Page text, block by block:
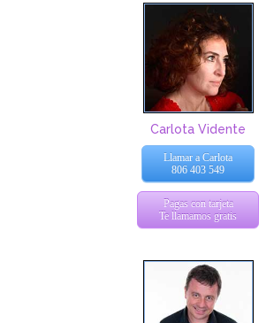
Carlota Vidente
Llamar a Carlota
806 403 549
Pagas con tarjeta
Te llamamos gratis